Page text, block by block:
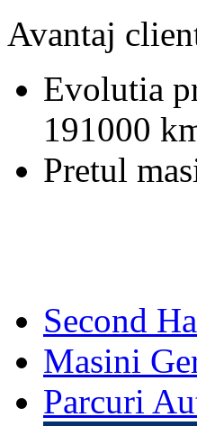
Avantaj
Evolutia
191000
Pretul
Second
Masini
Parcuri